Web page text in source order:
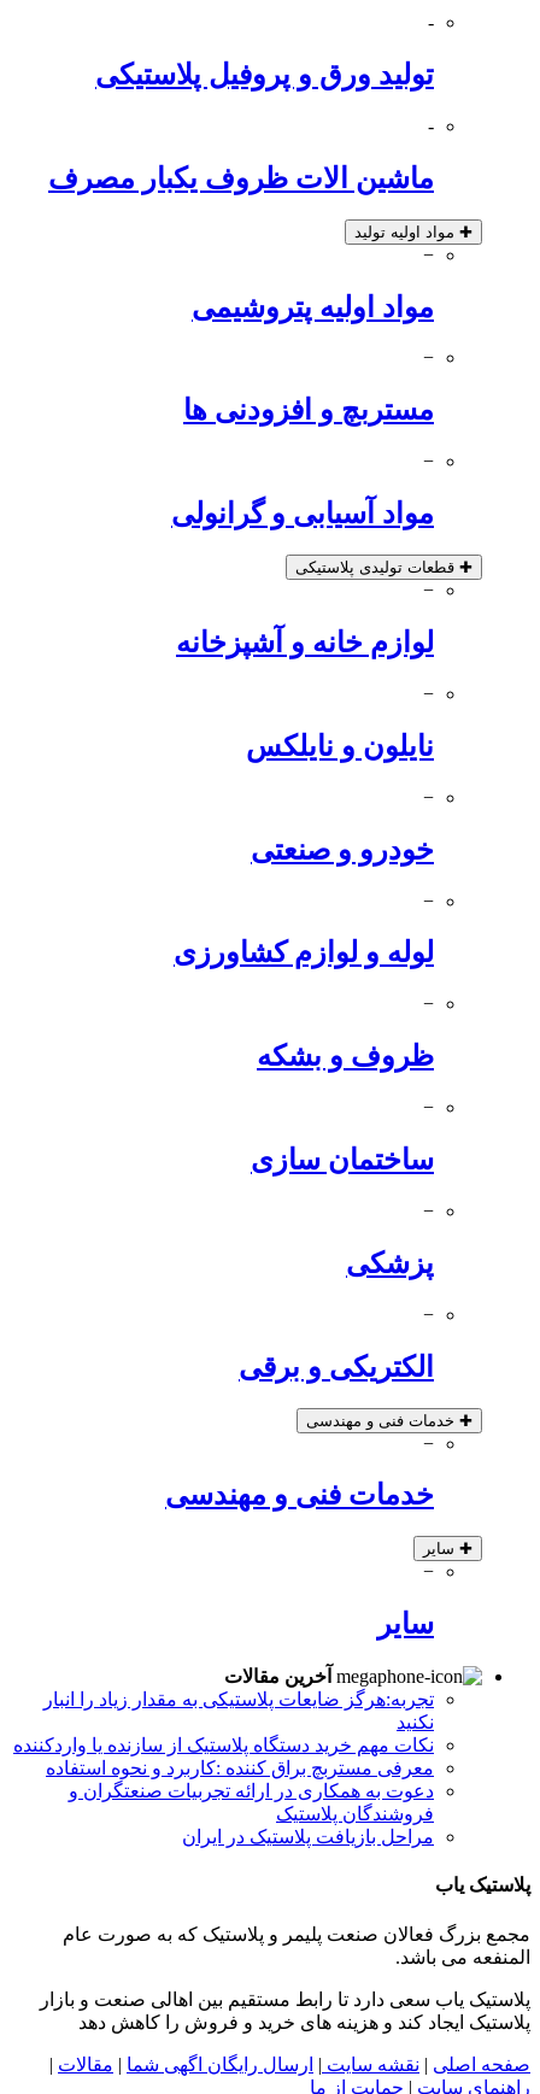
-
تولید ورق و پروفیل پلاستیکی
-
ماشین الات ظروف یکبار مصرف
✚ مواد اولیه تولید
−
مواد اولیه پتروشیمی
−
مستربچ و افزودنی ها
−
مواد آسیابی و گرانولی
✚ قطعات تولیدی پلاستیکی
−
لوازم خانه و آشپزخانه
−
نایلون و نایلکس
−
خودرو و صنعتی
−
لوله و لوازم کشاورزی
−
ظروف و بشکه
−
ساختمان سازی
−
پزشکی
−
الکتریکی و برقی
✚ خدمات فنی و مهندسی
−
خدمات فنی و مهندسی
✚ سایر
−
سایر
آخرین مقالات
تجربه:هرگز ضایعات پلاستیکی به مقدار زیاد را انبار
نکنید
نکات مهم خرید دستگاه پلاستیک از سازنده یا واردکننده
معرفی مستربچ براق کننده :کاربرد و نحوه استفاده
دعوت به همکاری در ارائه تجربیات صنعتگران و
فروشندگان پلاستیک
مراحل بازیافت پلاستیک در ایران
پلاستیک یاب
مجمع بزرگ فعالان صنعت پلیمر و پلاستیک که به صورت عام
المنفعه می باشد.
پلاستیک یاب سعی دارد تا رابط مستقیم بین اهالی صنعت و بازار
پلاستیک ایجاد کند و هزینه های خرید و فروش را کاهش دهد
صفحه اصلی | نقشه سایت | ارسال رایگان اگهی شما | مقالات |
راهنمای سایت | حمایت از ما